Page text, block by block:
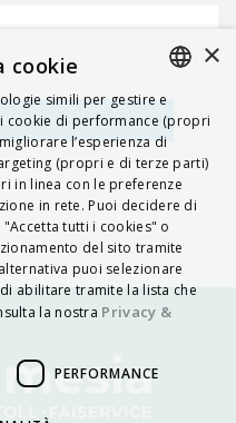
ITALIAN
ENGLISH
FRENCH
HUNGARIAN
DEUTSCH
POLSKI
PORTUGUÊS
×
cookie
simili per gestire e
cookie di performance (propri
l’esperienza di
(propri e di terze parti)
in linea con le preferenze
in rete. Puoi decidere di
tutti i cookies" o
del sito tramite
puoi selezionare
abilitare tramite la lista che
la nostra Privacy &
PERFORMANCE